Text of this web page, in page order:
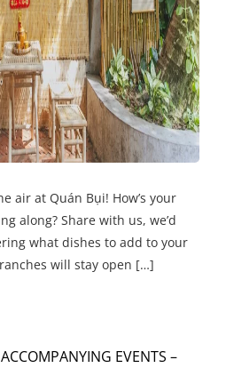
air at Quán Bụi! How’s your
along? Share with us, we’d
what dishes to add to your
will stay open […]
EVENTS –